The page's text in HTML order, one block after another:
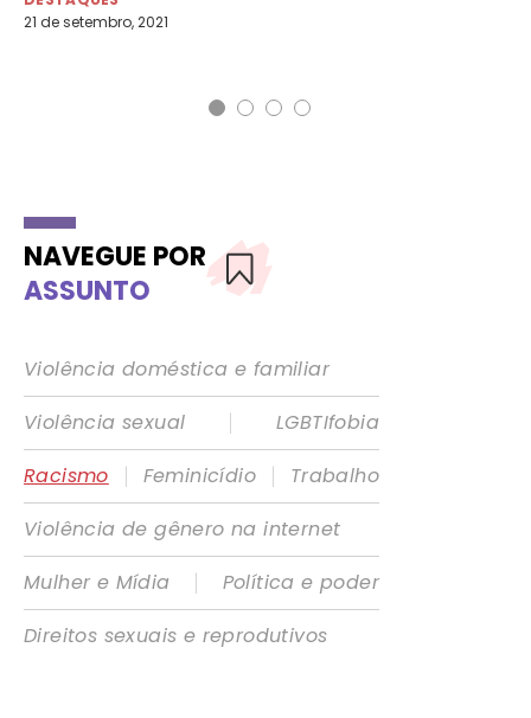
21 de setembro, 2021
NAVEGUE POR
ASSUNTO
Violência doméstica e familiar
Violência sexual
|
LGBTIfobia
Racismo
| Feminicídio |
Trabalho
Violência de gênero na internet
Mulher e Mídia
|
Política e poder
Direitos sexuais e reprodutivos